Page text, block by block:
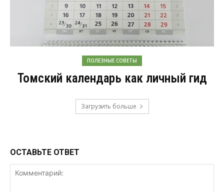
ПОЛЕЗНЫЕ СОВЕТЫ
Томский календарь как личный гид
Загрузить больше
ОСТАВЬТЕ ОТВЕТ